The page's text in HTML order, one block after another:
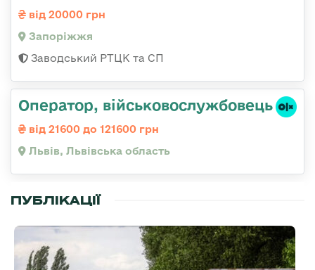
від 20000 грн
Запоріжжя
Заводський РТЦК та СП
Оператор, військовослужбовець
від 21600 до 121600 грн
Львів, Львівська область
ПУБЛІКАЦІЇ